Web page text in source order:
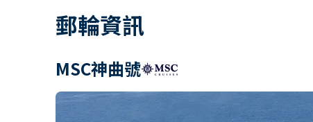
郵輪資訊
MSC神曲號